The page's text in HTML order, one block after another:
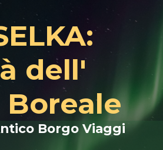
dell'
Borgo Viaggi